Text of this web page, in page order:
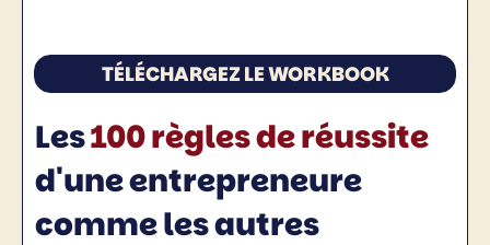
TÉLÉCHARGEZ LE WORKBOOK
Les100 règles de réussite
d'une entrepreneure
comme les autres